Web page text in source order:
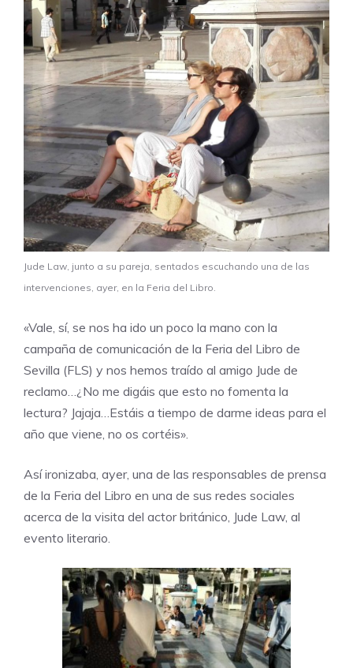
Jude Law, junto a su pareja, sentados escuchando una de las
intervenciones, ayer, en la Feria del Libro.
«Vale, sí, se nos ha ido un poco la mano con la
campaña de comunicación de la Feria del Libro de
Sevilla (FLS) y nos hemos traído al amigo Jude de
reclamo…¿No me digáis que esto no fomenta la
lectura? Jajaja…Estáis a tiempo de darme ideas para el
año que viene, no os cortéis».
Así ironizaba, ayer, una de las responsables de prensa
de la Feria del Libro en una de sus redes sociales
acerca de la visita del actor británico, Jude Law, al
evento literario.